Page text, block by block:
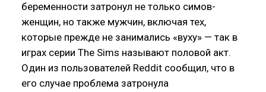
беременности затронул не только симов-
женщин, но также мужчин, включая тех,
которые прежде не занимались «вуху» — так в
играх серии The Sims называют половой акт.
Один из пользователей Reddit сообщил, что в
его случае проблема затронула